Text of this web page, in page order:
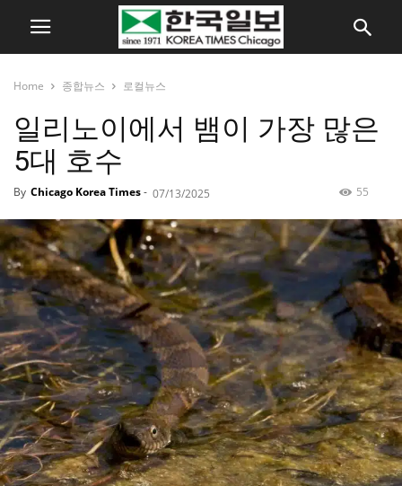
Home 종합뉴스 로컬뉴스
일리노이에서 뱀이 가장 많은
5대 호수
By Chicago Korea Times- 07/13/2025 55